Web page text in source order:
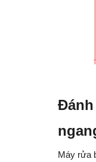
Đánh
Máy rửa